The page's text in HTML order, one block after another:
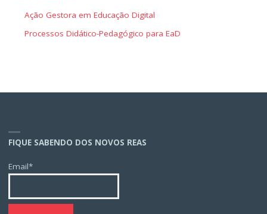
Ação Gestora em Educação Digital
Processos Didático-Pedagógico para EaD
FIQUE SABENDO DOS NOVOS REAS
Email*